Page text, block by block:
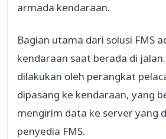
armada kendaraan.
Bagian utama dari solusi FMS
kendaraan saat berada di
dilakukan oleh perangkat
dipasang ke kendaraan, yang
mengirim data ke server yang
penyedia FMS.